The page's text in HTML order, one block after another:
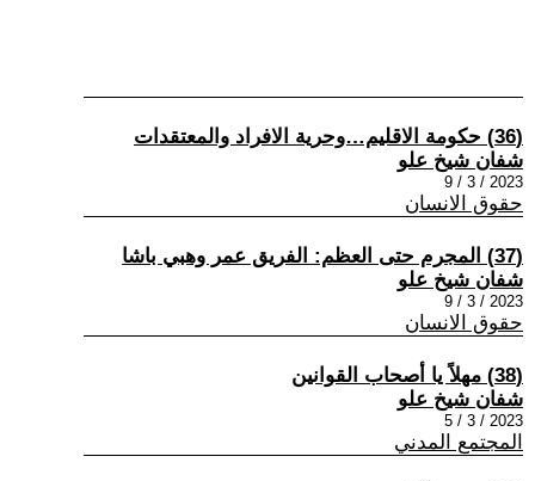
(36) حكومة الاقليم…وحرية الافراد والمعتقدات
شفان شيخ علو
2023 / 3 / 9
حقوق الانسان
(37) المجرم حتى العظم: الفريق عمر وهبي باشا
شفان شيخ علو
2023 / 3 / 9
حقوق الانسان
(38) مهلاً يا أصحاب القوانين
شفان شيخ علو
2023 / 3 / 5
المجتمع المدني